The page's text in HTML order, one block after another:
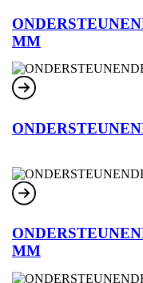
MM
MM